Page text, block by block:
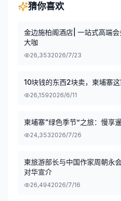
猜你喜欢
金边施柏阁酒店| 一站式高端
大咖
26,3532026/7/23
10块钱的东西2块卖，柬埔寨这
26,1592026/6/11
柬埔寨“绿色季节”之旅：慢享
24,3532026/7/26
柬旅游部长与中国作家周朝永
对华宣介
26,4942026/7/16